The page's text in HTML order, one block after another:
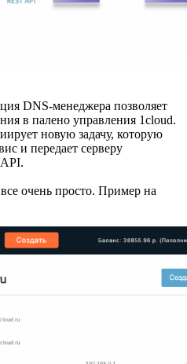
DNS-менеджера позволяет
в палено управления 1cloud.
новую задачу, которую
и передает серверу
очень просто. Пример на